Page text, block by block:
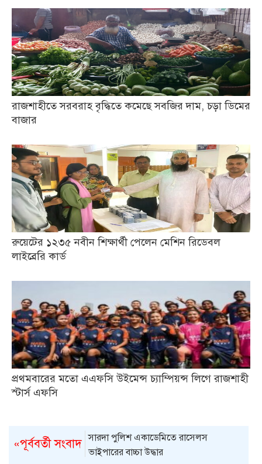
রাজশাহীতে সরবরাহ বৃদ্ধিতে কমেছে সবজির দাম, চড়া ডিমের
বাজার
রুয়েটের ১২৩৫ নবীন শিক্ষার্থী পেলেন মেশিন রিডেবল
লাইব্রেরি কার্ড
প্রথমবারের মতো এএফসি উইমেন্স চ্যাম্পিয়ন্স লিগে রাজশাহী
স্টার্স এফসি
«পূর্ববর্তী সংবাদ সারদা পুলিশ একাডেমিতে রাসেলস
ভাইপারের বাচ্চা উদ্ধার